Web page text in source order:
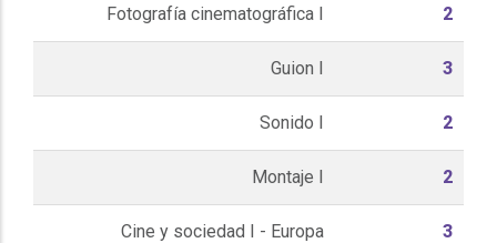
Fotografía cinematográfica I 2
Guion I 3
Sonido I 2
Montaje I 2
Cine y sociedad I - Europa 3